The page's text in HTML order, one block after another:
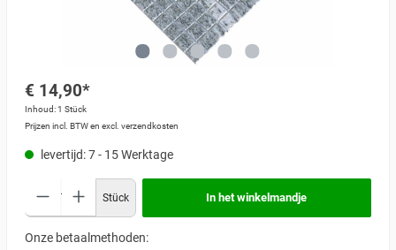
€ 14,90*
Inhoud:1 Stück
Prijzen incl. BTW en excl. verzendkosten
levertijd: 7 - 15 Werktage
Stück In het winkelmandje
Onze betaalmethoden: